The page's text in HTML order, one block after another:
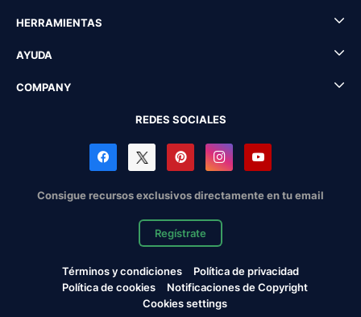
HERRAMIENTAS
AYUDA
COMPANY
REDES SOCIALES
Consigue recursos exclusivos directamente en tu email
Regístrate
Términos y condiciones
Política de privacidad
Política de cookies
Notificaciones de Copyright
Cookies settings